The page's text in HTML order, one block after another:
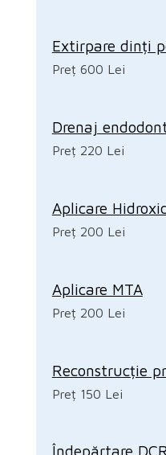
Extirpare dinți
Preț 600 Lei
Drenaj
Preț 220 Lei
Aplicare
Preț 200 Lei
Aplicare MTA
Preț 200 Lei
Reconstrucție
Preț 150 Lei
Îndepărtare